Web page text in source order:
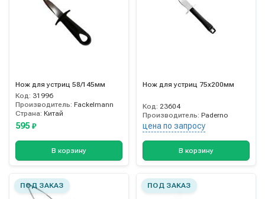
Нож для устриц 58/145мм
Код: 31996
Производитель: Fackelmann
Страна: Китай
595 ₽
В корзину
Нож для устриц 75х200мм
Код: 23604
Производитель: Paderno
цена по запросу
В корзину
ПОД ЗАКАЗ ПОД ЗАКАЗ